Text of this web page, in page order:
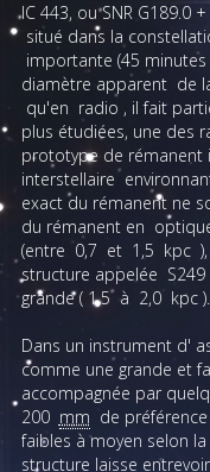
IC 443, ou SNR G189.0
situé dans la
importante (45
diamètre apparentde
qu'en radio , il fait
plus étudiées, une des
prototype de rémanent
interstellaire
exact du rémanent ne
du rémanent en
(entre 0,7 et 1,5 kpc
structure appelée S249
grande ( 1,5à 2,0 kpc).
Dans un instrument d'
comme une grande et
accompagnée par
200 mm de
faibles à moyen selon
structure laisse